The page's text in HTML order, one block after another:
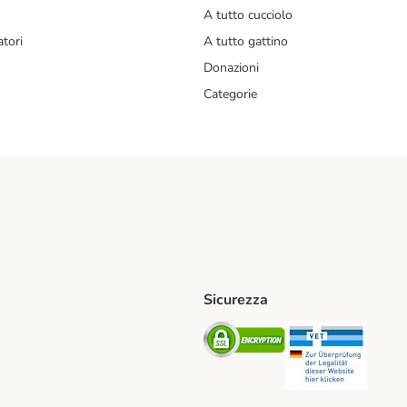
A tutto cucciolo
A tutto gattino
Donazioni
Categorie
Method
Shipping Method
Sicurezza
Security